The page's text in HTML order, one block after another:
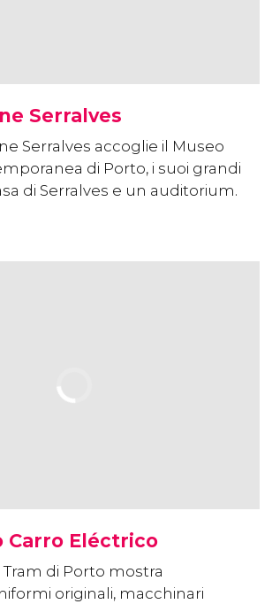
Serralves
Serralves accoglie il Museo
di Porto, i suoi grandi
di Serralves e un auditorium.
Carro Eléctrico
di Porto mostra
originali, macchinari